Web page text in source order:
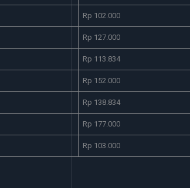
Rp 102.000
Rp 127.000
Rp 113.834
Rp 152.000
Rp 138.834
Rp 177.000
Rp 103.000